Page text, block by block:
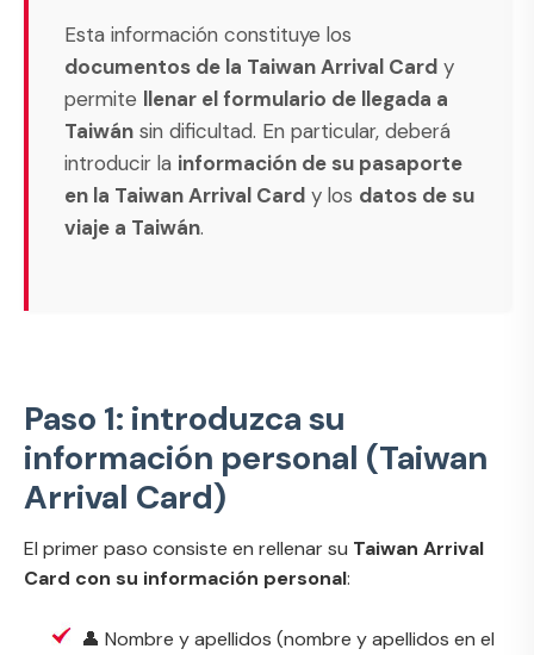
Esta información constituye los
documentos de la Taiwan Arrival Card y
permite llenar el formulario de llegada a
Taiwán sin dificultad. En particular, deberá
introducir la información de su pasaporte
en la Taiwan Arrival Card y los datos de su
viaje a Taiwán.
Paso 1: introduzca su
información personal (Taiwan
Arrival Card)
El primer paso consiste en rellenar su Taiwan Arrival
Card con su información personal:
👤 Nombre y apellidos (nombre y apellidos en el